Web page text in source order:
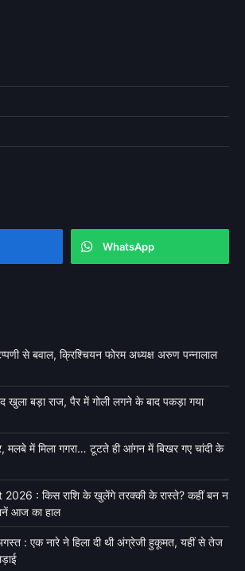
WhatsApp
से बवाल, क्रिश्चियन फोरम अध्यक्ष अरुण पन्नालाल
खुला बड़ा राज, पैर में गोली लगने के बाद पकड़ा गया
मलबे में मिला गगरा… टूटते ही आंगन में बिखर गए चांदी के
: किस राशि के खुलेंगे तरक्की के रास्ते? कहीं बन न
आज का हाल
: एक नारे ने हिला दी थी अंग्रेजी हुकूमत, यहीं से तेज